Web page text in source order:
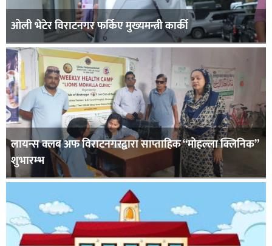
ओली भेटेर विराटनगर फर्किए मुख्यमन्त्री कार्की
लायन्स क्लब अफ विराटनगरद्वारा साप्ताहिक “मोहल्ला क्लिनिक”
शुभारम्भ